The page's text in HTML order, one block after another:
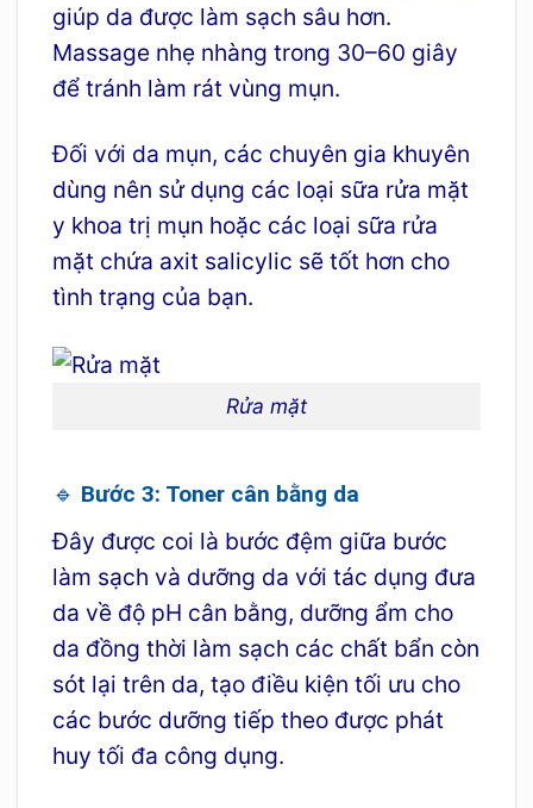
giúp da được làm sạch sâu hơn.
Massage nhẹ nhàng trong 30–60 giây
để tránh làm rát vùng mụn.
Đối với da mụn, các chuyên gia khuyên
dùng nên sử dụng các loại sữa rửa mặt
y khoa trị mụn hoặc các loại sữa rửa
mặt chứa axit salicylic sẽ tốt hơn cho
tình trạng của bạn.
Rửa mặt
🔹 Bước 3: Toner cân bằng da
Đây được coi là bước đệm giữa bước
làm sạch và dưỡng da với tác dụng đưa
da về độ pH cân bằng, dưỡng ẩm cho
da đồng thời làm sạch các chất bẩn còn
sót lại trên da, tạo điều kiện tối ưu cho
các bước dưỡng tiếp theo được phát
huy tối đa công dụng.